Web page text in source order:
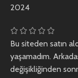
2024
Bu siteden satın
yaşamadım.
değişikliğinden